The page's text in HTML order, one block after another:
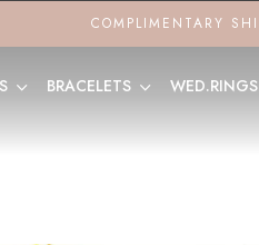
COMPLIMENTARY
BRACELETS WED.RINGS